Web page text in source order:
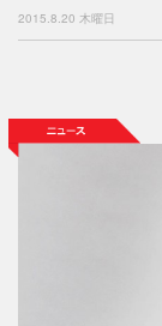
2015.8.20 木曜日